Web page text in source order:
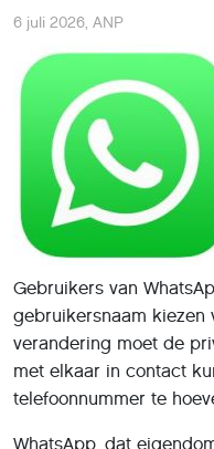
6 juli 2026, ANP
Gebruikers van
gebruikersnaam kiezen
verandering moet de
met elkaar in contact
telefoonnummer te
WhatsApp, dat